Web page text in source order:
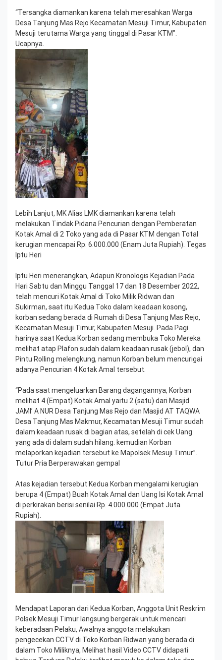
“Tersangka diamankan karena telah meresahkan Warga
Desa Tanjung Mas Rejo Kecamatan Mesuji Timur, Kabupaten
Mesuji terutama Warga yang tinggal di Pasar KTM”.
Ucapnya.
Lebih Lanjut, MK Alias LMK diamankan karena telah
melakukan Tindak Pidana Pencurian dengan Pemberatan
Kotak Amal di 2 Toko yang ada di Pasar KTM dengan Total
kerugian mencapai Rp. 6.000.000 (Enam Juta Rupiah). Tegas
Iptu Heri
Iptu Heri menerangkan, Adapun Kronologis Kejadian Pada
Hari Sabtu dan Minggu Tanggal 17 dan 18 Desember 2022,
telah mencuri Kotak Amal di Toko Milik Ridwan dan
Sukirman, saat itu Kedua Toko dalam keadaan kosong,
korban sedang berada di Rumah di Desa Tanjung Mas Rejo,
Kecamatan Mesuji Timur, Kabupaten Mesuji. Pada Pagi
harinya saat Kedua Korban sedang membuka Toko Mereka
melihat atap Plafon sudah dalam keadaan rusak (jebol), dan
Pintu Rolling melengkung, namun Korban belum mencurigai
adanya Pencurian 4 Kotak Amal tersebut.
“Pada saat mengeluarkan Barang dagangannya, Korban
melihat 4 (Empat) Kotak Amal yaitu 2 (satu) dari Masjid
JAMI’ A NUR Desa Tanjung Mas Rejo dan Masjid AT TAQWA
Desa Tanjung Mas Makmur, Kecamatan Mesuji Timur sudah
dalam keadaan rusak di bagian atas, setelah di cek Uang
yang ada di dalam sudah hilang. kemudian Korban
melaporkan kejadian tersebut ke Mapolsek Mesuji Timur”.
Tutur Pria Berperawakan gempal
Atas kejadian tersebut Kedua Korban mengalami kerugian
berupa 4 (Empat) Buah Kotak Amal dan Uang Isi Kotak Amal
di perkirakan berisi senilai Rp. 4.000.000 (Empat Juta
Rupiah).
Mendapat Laporan dari Kedua Korban, Anggota Unit Reskrim
Polsek Mesuji Timur langsung bergerak untuk mencari
keberadaan Pelaku, Awalnya anggota melakukan
pengecekan CCTV di Toko Korban Ridwan yang berada di
dalam Toko Miliknya, Melihat hasil Video CCTV didapati